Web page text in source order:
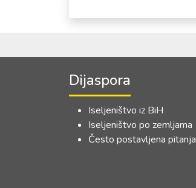
Dijaspora
Iseljeništvo iz BiH
Iseljeništvo po zemljama
Često postavljena pitanja